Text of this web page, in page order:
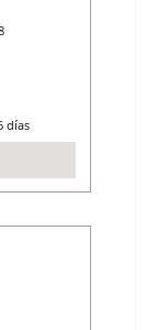
días